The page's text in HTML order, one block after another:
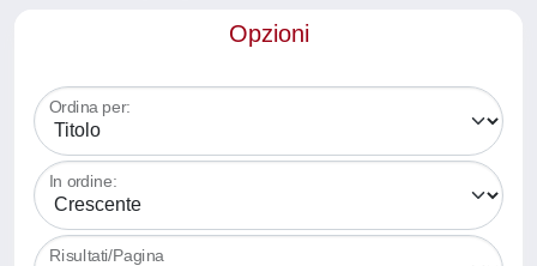
Opzioni
Ordina per:
In ordine:
Risultati/Pagina